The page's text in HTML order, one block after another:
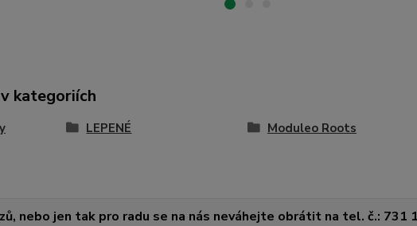
kategoriích
LEPENÉ Moduleo Roots
nebo jen tak pro radu se na nás neváhejte obrátit na tel. č.: 731